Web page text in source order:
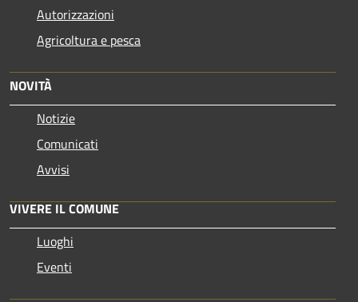
Autorizzazioni
Agricoltura e pesca
NOVITÀ
Notizie
Comunicati
Avvisi
VIVERE IL COMUNE
Luoghi
Eventi